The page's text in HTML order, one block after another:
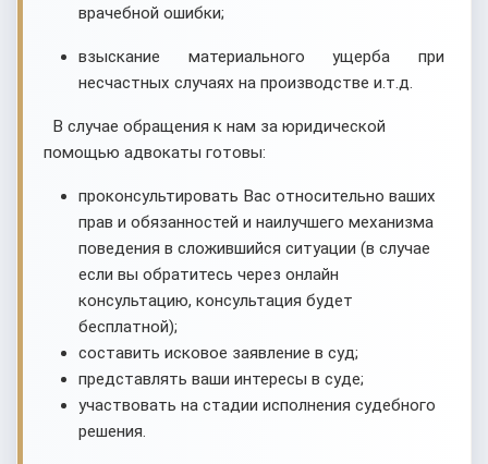
врачебной ошибки;
взыскание материального ущерба при
несчастных случаях на производстве и.т.д.
В случае обращения к нам за юридической
помощью адвокаты готовы:
проконсультировать Вас относительно ваших
прав и обязанностей и наилучшего механизма
поведения в сложившийся ситуации (в случае
если вы обратитесь через онлайн
консультацию, консультация будет
бесплатной);
составить исковое заявление в суд;
представлять ваши интересы в суде;
участвовать на стадии исполнения судебного
решения.